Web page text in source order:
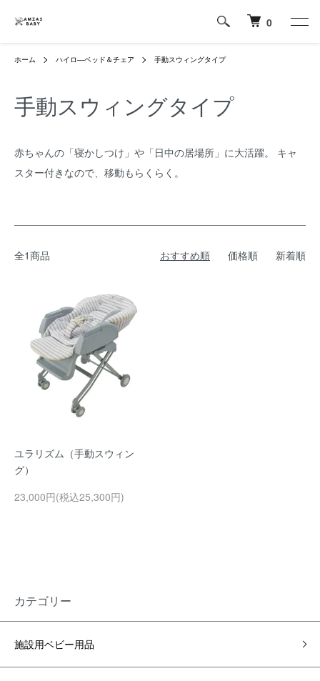
0
ホーム ハイロ―ベッド＆チェア 手動スウィングタイプ
手動スウィングタイプ
赤ちゃんの「寝かしつけ」や「日中の居場所」に大活躍。 キャ
スター付きなので、移動もらくらく。
全1商品 おすすめ順 価格順 新着順
ユラリズム（手動スウィン
グ）
23,000円(税込25,300円)
カテゴリー
施設用ベビー用品